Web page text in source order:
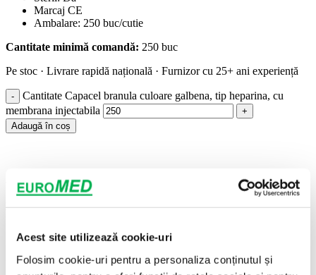
Acest site utilizează cookie-uri
Folosim cookie-uri pentru a personaliza conținutul și
Marcaj CE
Ambalare: 250 buc/cutie
Cantitate minimă comandă: 250 buc
Pe stoc · Livrare rapidă națională · Furnizor cu 25+ ani experiență
Cantitate Capacel branula culoare galbena, tip heparina, cu
membrana injectabila
Adaugă în coș
ACOPERIRE NATIONALA
Livram peste tot in Romania.
STOCURI PERMANENTE